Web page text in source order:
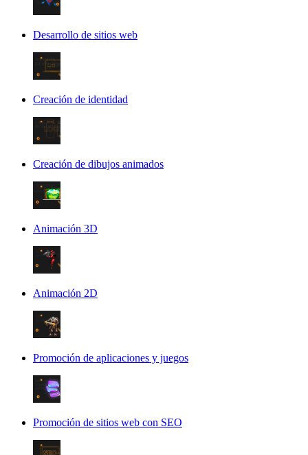
Desarrollo de sitios web
Creación de identidad
Creación de dibujos animados
Animación 3D
Animación 2D
Promoción de aplicaciones y juegos
Promoción de sitios web con SEO